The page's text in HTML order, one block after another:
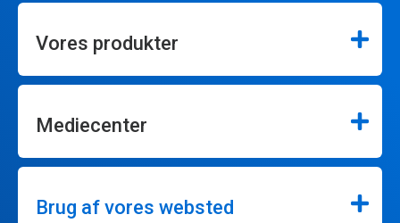
Vores produkter
Mediecenter
Brug af vores websted